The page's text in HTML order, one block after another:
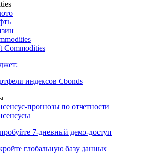
Commodities
индексов Cbonds
прогнозы по отчетности
7-дневный демо-доступ
глобальную базу данных